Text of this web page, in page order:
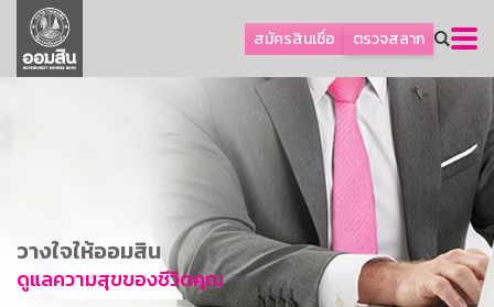
สมัครสินเชื่อ ตรวจสลาก
ลูกค้าธุรกิจ
ลูกค้าผู้ประกอบรายย่อย
การพัฒนาที่ยั่งยืน
ข่าวสาร
บริการทางการเงิน
วางใจให้ออมสิน
ดูแลความสุขของชีวิตคุณ